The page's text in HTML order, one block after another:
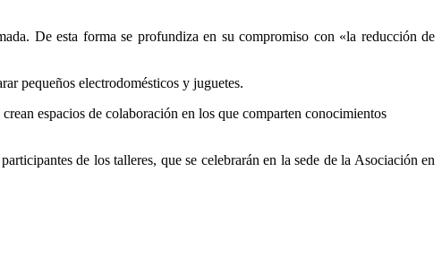
De esta forma se profundiza en su compromiso con «la reducción de
pequeños electrodomésticos y juguetes.
espacios de colaboración en los que comparten conocimientos
de los talleres, que se celebrarán en la sede de la Asociación en